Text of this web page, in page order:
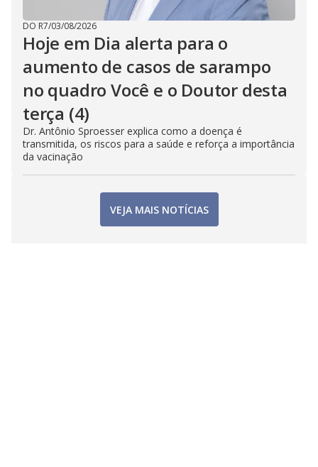
DO R7/03/08/2026
Hoje em Dia alerta para o
aumento de casos de sarampo
no quadro Você e o Doutor desta
terça (4)
Dr. Antônio Sproesser explica como a doença é
transmitida, os riscos para a saúde e reforça a importância
da vacinação
VEJA MAIS NOTÍCIAS